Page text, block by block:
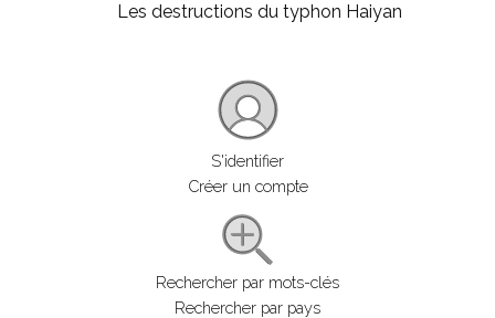
Les destructions du typhon Haiyan
S'identifier
Créer un compte
Rechercher par mots-clés
Rechercher par pays